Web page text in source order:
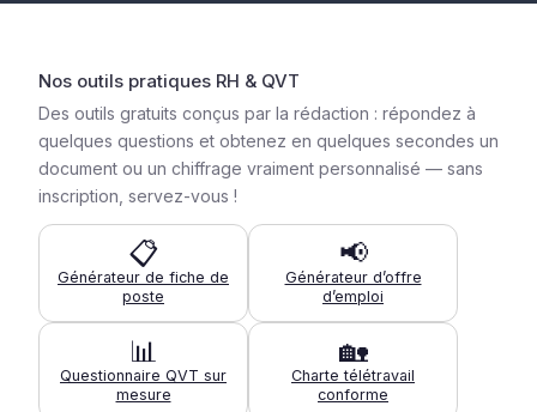
Nos outils pratiques RH & QVT
Des outils gratuits conçus par la rédaction : répondez à
quelques questions et obtenez en quelques secondes un
document ou un chiffrage vraiment personnalisé — sans
inscription, servez-vous !
📋
Générateur de fiche de
poste
📢
Générateur d’offre
d’emploi
📊
Questionnaire QVT sur
mesure
🏡
Charte télétravail
conforme